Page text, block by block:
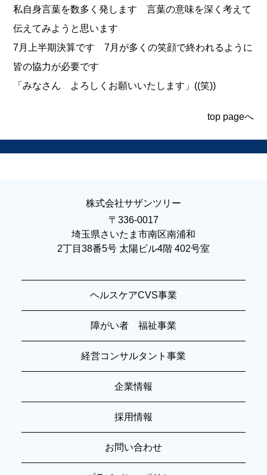
私自身言葉を数多く発します 言葉の意味を深く考えて
伝えてみようと思います
7月上半期決算です 7月が多くの笑顔で終われるように
皆の協力が必要です
「みなさん よろしくお願いいたします」((笑))
top pageへ
株式会社サザンツリー
〒336-0017
埼玉県さいたま市南区南浦和
2丁目38番5号 太陽ビル4階 402号室
ヘルスケアCVS事業
障がい者 福祉事業
経営コンサルタント事業
企業情報
採用情報
お問い合わせ